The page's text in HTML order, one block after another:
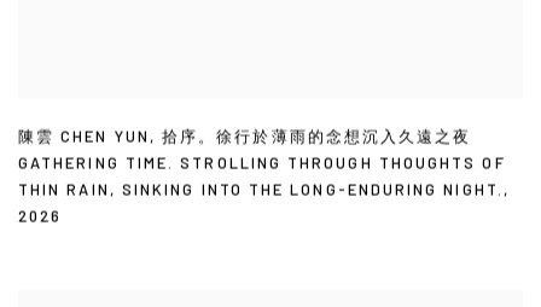
陳雲 CHEN YUN ,拾序。徐行於薄雨的念想沉入久遠之夜
GATHERING TIME. STROLLING THROUGH THOUGHTS OF
THIN RAIN , SINKING INTO THE LONG-ENDURING NIGHT. ,
2026